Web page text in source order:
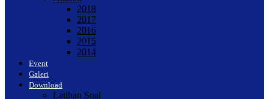
2018
2017
2016
2015
2014
Event
Galeri
Download
Latihan Soal